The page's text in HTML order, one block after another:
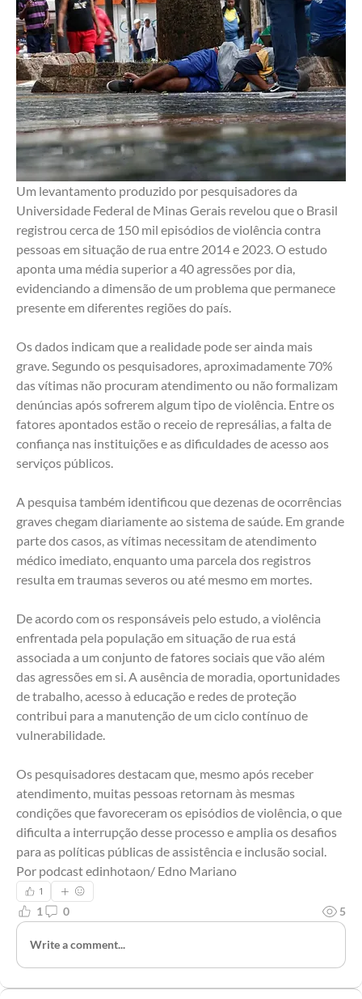
Um levantamento produzido por pesquisadores da
Universidade Federal de Minas Gerais revelou que o Brasil
registrou cerca de 150 mil episódios de violência contra
pessoas em situação de rua entre 2014 e 2023. O estudo
aponta uma média superior a 40 agressões por dia,
evidenciando a dimensão de um problema que permanece
presente em diferentes regiões do país.
Os dados indicam que a realidade pode ser ainda mais
grave. Segundo os pesquisadores, aproximadamente 70%
das vítimas não procuram atendimento ou não formalizam
denúncias após sofrerem algum tipo de violência. Entre os
fatores apontados estão o receio de represálias, a falta de
confiança nas instituições e as dificuldades de acesso aos
serviços públicos.
A pesquisa também identificou que dezenas de ocorrências
graves chegam diariamente ao sistema de saúde. Em grande
parte dos casos, as vítimas necessitam de atendimento
médico imediato, enquanto uma parcela dos registros
resulta em traumas severos ou até mesmo em mortes.
De acordo com os responsáveis pelo estudo, a violência
enfrentada pela população em situação de rua está
associada a um conjunto de fatores sociais que vão além
das agressões em si. A ausência de moradia, oportunidades
de trabalho, acesso à educação e redes de proteção
contribui para a manutenção de um ciclo contínuo de
vulnerabilidade.
Os pesquisadores destacam que, mesmo após receber
atendimento, muitas pessoas retornam às mesmas
condições que favoreceram os episódios de violência, o que
dificulta a interrupção desse processo e amplia os desafios
para as políticas públicas de assistência e inclusão social.
Por podcast edinhotaon/ Edno Mariano
1
1 0 5
Write a comment...